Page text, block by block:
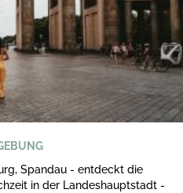
Spandau - entdeckt die
in der Landeshauptstadt -